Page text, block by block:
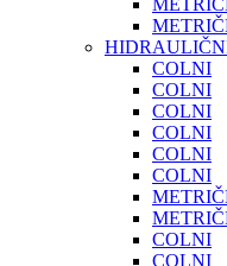
COLNI
COLNI
COLNI
COLNI
COLNI
COLNI
COLNI
COLNI